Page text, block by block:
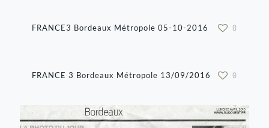
FRANCE3 Bordeaux Métropole 05-10-2016 0
FRANCE 3 Bordeaux Métropole 13/09/2016 0